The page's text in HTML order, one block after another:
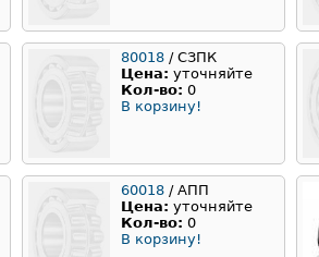
80018 / СЗПК
Цена: уточняйте
Кол-во: 0
В корзину!
60018 / АПП
Цена: уточняйте
Кол-во: 0
В корзину!